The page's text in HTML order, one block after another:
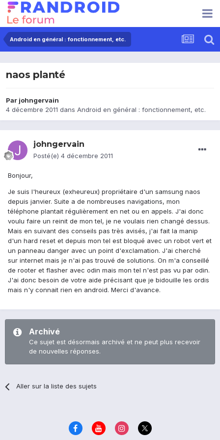
Android en général : fonctionnement, etc.
naos planté
Par johngervain
4 décembre 2011 dans Android en général : fonctionnement, etc.
johngervain
Posté(e) 4 décembre 2011
Bonjour,
Je suis l'heureux (exheureux) propriétaire d'un samsung naos
depuis janvier. Suite a de nombreuses navigations, mon
téléphone plantait régulièrement en net ou en appels. J'ai donc
voulu faire un reinit de mon tel, je ne voulais rien changé dessus.
Mais en suivant des conseils pas très avisés, j'ai fait la manip
d'un hard reset et depuis mon tel est bloqué avec un robot vert et
un panneau danger avec un point d'exclamation. J'ai cherché
sur internet mais je n'ai pas trouvé de solutions. On m'a conseillé
de rooter et flasher avec odin mais mon tel n'est pas vu par odin.
J'ai donc besoin de votre aide précisant que je bidouille les ordis
mais n'y connait rien en android. Merci d'avance.
Archivé
Ce sujet est désormais archivé et ne peut plus recevoir
de nouvelles réponses.
Aller sur la liste des sujets